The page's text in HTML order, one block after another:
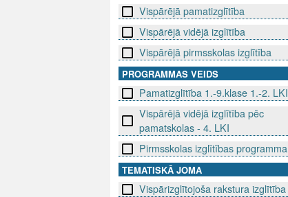
D
L
Vispārējā pamatizglītība
Vispārējā vidējā izglītība
Vispārējā pirmsskolas izglītība
PROGRAMMAS VEIDS
Pamatizglītība 1.-9.klase 1.-2. LKI
Vispārējā vidējā izglītība pēc
pamatskolas - 4. LKI
Pirmsskolas izglītības programma
TEMATISKĀ JOMA
Vispārizglītojoša rakstura izglītība